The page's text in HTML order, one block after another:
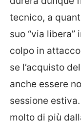
tecnico, a
suo “via
colpo in
se l’acquisto
anche essere
sessione
molto di più